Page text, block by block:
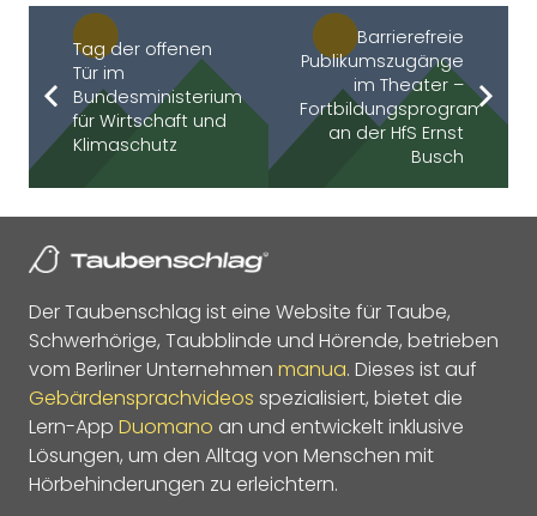
Tag der offenen
Tür im
Bundesministerium
für Wirtschaft und
Klimaschutz
Barrierefreie
Publikumszugänge
im Theater –
Fortbildungsprogramm
an der HfS Ernst
Busch
Der Taubenschlag ist eine Website für Taube,
Schwerhörige, Taubblinde und Hörende, betrieben
vom Berliner Unternehmen manua. Dieses ist auf
Gebärdensprachvideos spezialisiert, bietet die
Lern-App Duomano an und entwickelt inklusive
Lösungen, um den Alltag von Menschen mit
Hörbehinderungen zu erleichtern.